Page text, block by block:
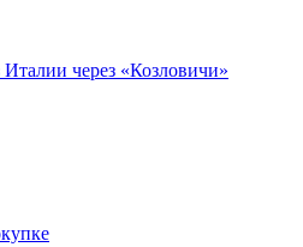
через «Козловичи»